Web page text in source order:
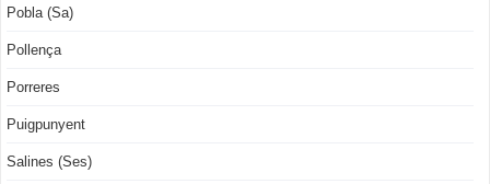
Pobla (Sa)
Pollença
Porreres
Puigpunyent
Salines (Ses)